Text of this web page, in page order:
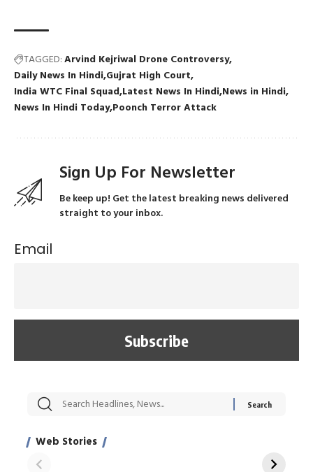
TAGGED:Arvind Kejriwal Drone Controversy
Daily News In Hindi Gujrat High Court
India WTC Final Squad Latest News In Hindi News in Hindi
News In Hindi Today Poonch Terror Attack
Sign Up For Newsletter
Be keep up! Get the latest breaking news delivered
straight to your inbox.
Email
Web Stories
सट्टेबाजी में अरेस्ट हुए
साहिल खान
रोज एक कच्चे लहसुन